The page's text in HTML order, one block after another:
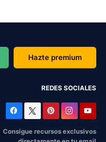
Hazte premium
REDES SOCIALES
Consigue recursos exclusivos